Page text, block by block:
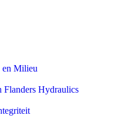
Milieu
Flanders Hydraulics